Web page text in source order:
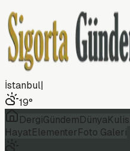
İstanbul|
19°
DergiGündemDünyaKulis
HayatElementerFoto Galeri